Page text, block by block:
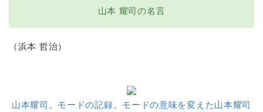
山本 耀司の名言
（浜本 哲治）
山本耀司。モードの記録。モードの意味を変えた山本耀司